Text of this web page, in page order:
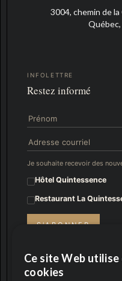
3004, chemin de
Québec,
INFOLETTRE
Restez informé
Je souhaite recevoir des
Hôtel Quintessence
Restaurant La
S'ABONNER
et consentez à recevoir des
Ce site Web utilise
cookies